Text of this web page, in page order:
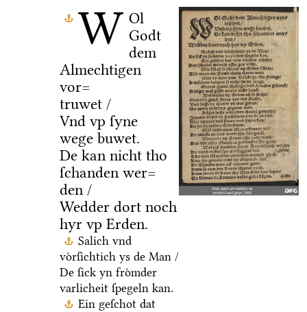
W Ol
Godt
dem
Almechtigen
vor=
truwet /
Vnd vp ſyne
wege buwet.
De kan nicht tho
ſchanden wer=
den /
Wedder dort noch
hyr vp Erden.
Salich vnd
voͤrſichtich ys de Man /
De ſick yn froͤmder
varlicheit ſpegeln kan.
Ein geſchot dat